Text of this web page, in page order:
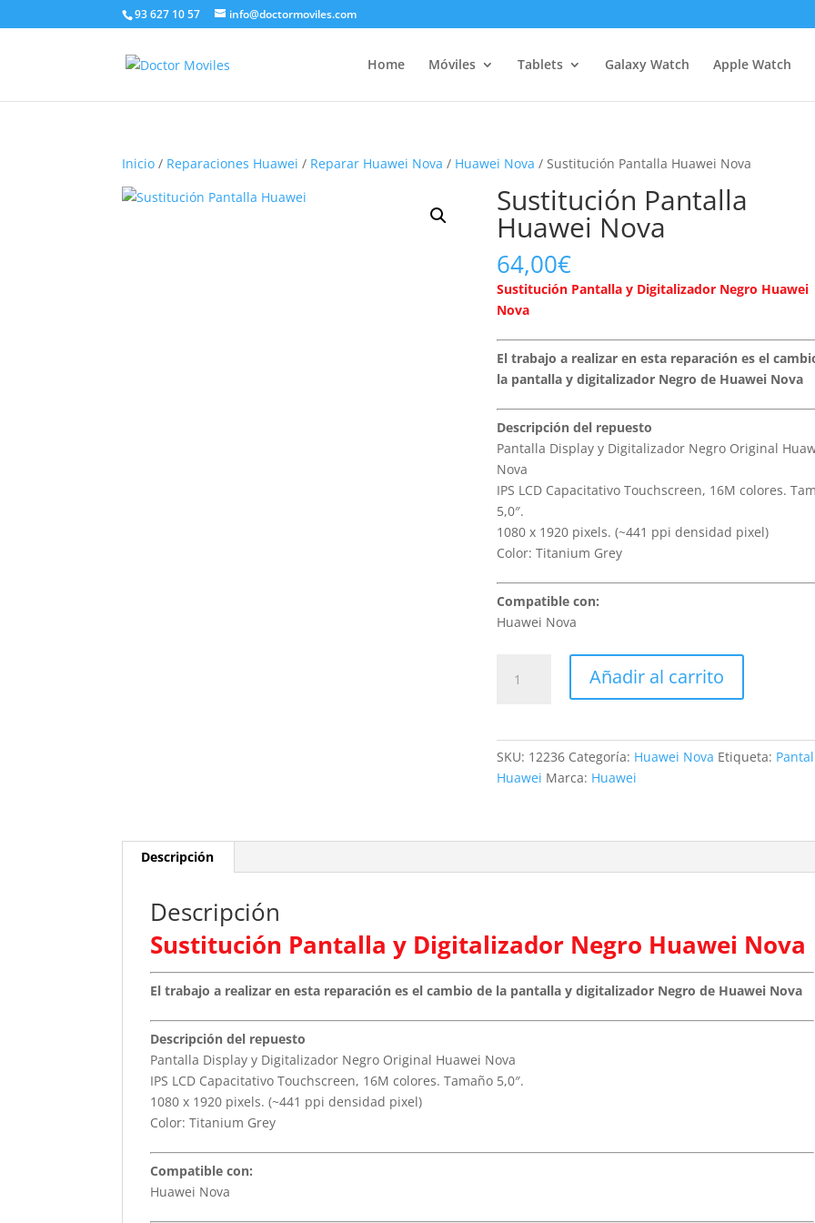
93 627 10 57 info@doctormoviles.com
Home Móviles Tablets Galaxy Watch Apple Watch
Inicio / Reparaciones Huawei / Reparar Huawei Nova / Huawei Nova / Sustitución Pantalla Huawei Nova
Sustitución Pantalla
Huawei Nova
64,00€
Sustitución Pantalla y Digitalizador Negro Huawei
Nova
El trabajo a realizar en esta reparación es el
la pantalla y digitalizador Negro de Huawei Nova
Descripción del repuesto
Pantalla Display y Digitalizador Negro Original
Nova
IPS LCD Capacitativo Touchscreen, 16M colores.
5,0″.
1080 x 1920 pixels. (~441 ppi densidad pixel)
Color: Titanium Grey
Compatible con:
Huawei Nova
Pantalla
Añadir al carrito
SKU: 12236 Categoría: Huawei Nova Etiqueta:
Huawei Marca: Huawei
Descripción
Descripción
Sustitución Pantalla y Digitalizador Negro Huawei Nova
El trabajo a realizar en esta reparación es el cambio de la pantalla y digitalizador Negro de Huawei Nova
Descripción del repuesto
Pantalla Display y Digitalizador Negro Original Huawei Nova
IPS LCD Capacitativo Touchscreen, 16M colores. Tamaño 5,0″.
1080 x 1920 pixels. (~441 ppi densidad pixel)
Color: Titanium Grey
Compatible con:
Huawei Nova